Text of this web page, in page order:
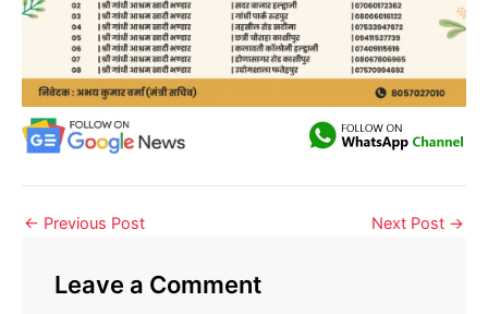
← Previous Post Next Post →
Leave a Comment